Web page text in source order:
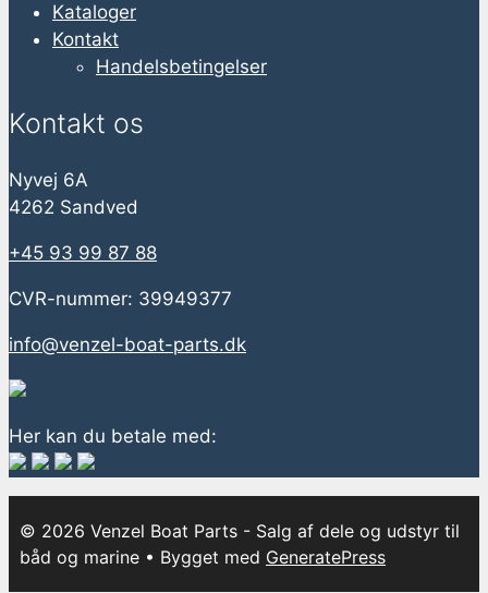
Kataloger
Kontakt
Handelsbetingelser
Kontakt os
Nyvej 6A
4262 Sandved
+45 93 99 87 88
CVR-nummer: 39949377
info@venzel-boat-parts.dk
Her kan du betale med:
© 2026 Venzel Boat Parts - Salg af dele og udstyr til
båd og marine • Bygget med GeneratePress